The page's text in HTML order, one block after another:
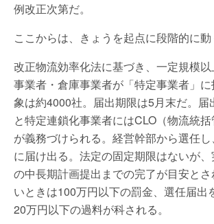
例改正次第だ。
ここからは、きょうを起点に段階的に動
改正物流効率化法に基づき、一定規模
事業者・倉庫事業者が「特定事業者」
象は約4000社。届出期限は5月末だ。届
と特定連鎖化事業者にはCLO（物流統
が義務づけられる。経営幹部から選任
に届け出る。法定の固定期限はないが
の中長期計画提出までの完了が目安と
いときは100万円以下の罰金、選任届出
20万円以下の過料が科される。